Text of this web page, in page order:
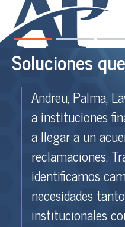
Soluciones
Andreu, Palma,
a instituciones
a llegar a un
reclamaciones.
identificamos
necesidades
institucionales